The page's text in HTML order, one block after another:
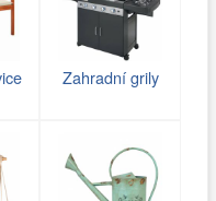
Zahradní grily